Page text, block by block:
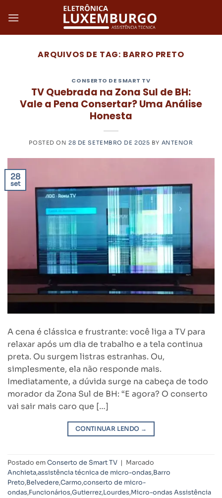
ARQUIVOS DE TAG: BARRO PRETO
CONSERTO DE SMART TV
TV Quebrada na Zona Sul de BH:
Vale a Pena Consertar? Uma Análise
Honesta
POSTED ON28 DE SETEMBRO DE 2025 BY ANTENOR
28
set
A cena é clássica e frustrante: você liga a TV para
relaxar após um dia de trabalho e a tela continua
preta. Ou surgem listras estranhas. Ou,
simplesmente, ela não responde mais.
Imediatamente, a dúvida surge na cabeça de todo
morador da Zona Sul de BH: “E agora? O conserto
vai sair mais caro que […]
CONTINUAR LENDO →
Postado emConserto de Smart TV | Marcado
Anchieta,assistência técnica de micro-ondas,Barro
Preto,Belvedere,Carmo,conserto de micro-
ondas,Funcionários,Gutierrez,Lourdes,Micro-ondas Assistência